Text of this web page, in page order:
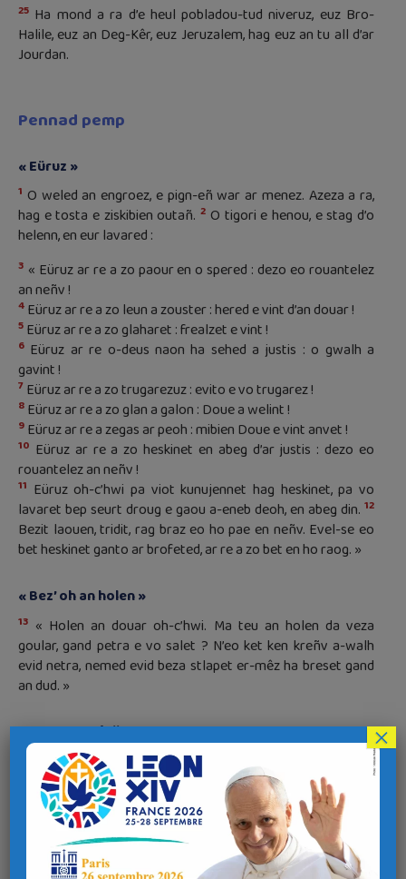
25 Ha mond a ra d’e heul pobladou-tud niveruz, euz Bro-
Halile, euz an Deg-Kêr, euz Jeruzalem, hag euz an tu all d’ar
Jourdan.
Pennad pemp
« Eüruz »
1 O weled an engroez, e pign-eñ war ar menez. Azeza a ra,
hag e tosta e ziskibien outañ.2 O tigori e henou, e stag d’o
helenn, en eur lavared :
3 « Eüruz ar re a zo paour en o spered : dezo eo rouantelez
an neñv !
4 Eüruz ar re a zo leun a zouster : hered e vint d’an douar !
5 Eüruz ar re a zo glaharet : frealzet e vint !
6 Eüruz ar re o-deus naon ha sehed a justis : o gwalh a
gavint !
7 Eüruz ar re a zo trugarezuz : evito e vo trugarez !
8 Eüruz ar re a zo glan a galon : Doue a welint !
9 Eüruz ar re a zegas ar peoh : mibien Doue e vint anvet !
10 Eüruz ar re a zo heskinet en abeg d’ar justis : dezo eo
rouantelez an neñv !
11 Eüruz oh-c’hwi pa viot kunujennet hag heskinet, pa vo
lavaret bep seurt droug e gaou a-eneb deoh, en abeg din. 12
Bezit laouen, tridit, rag braz eo ho pae en neñv. Evel-se eo
bet heskinet ganto ar brofeted, ar re a zo bet en ho raog. »
« Bez’ oh an holen »
13 « Holen an douar oh-c’hwi. Ma teu an holen da veza
goular, gand petra e vo salet ? N’eo ket ken kreñv a-walh
evid netra, nemed evid beza stlapet er-mêz ha breset gand
an dud. »
« Bez’ oh sklêrijenn »
« Sklêrijenn ar bed oh-c’hwi. Ne helier ket kuza eur gêr bet
savet e lein eur menez.15Ha n’elumer ket eul lamp evid e
lakaad dindan ar boezell, med war ar hantolor ; ha lugemi a
ra evid an oll re a zo en ti.16Ra lugemo evel-se ho sklêrijenn
dirag an dud, evid ma welint hoh oberou mad, ha ma veulint
ho tad hag a zo en neñv.
×